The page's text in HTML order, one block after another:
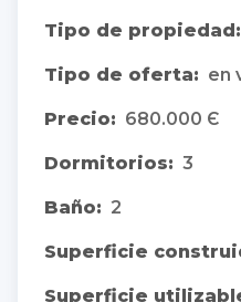
Tipo de propiedad:
Tipo de oferta: en
Precio: 680.000 Є
Dormitorios: 3
Baño: 2
Superficie
Superficie